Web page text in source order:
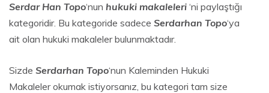
Serdar Han Topo‘nun hukuki makaleleri ‘ni paylaştığı
kategoridir. Bu kategoride sadece Serdarhan Topo‘ya
ait olan hukuki makaleler bulunmaktadır.
Sizde Serdarhan Topo‘nun Kaleminden Hukuki
Makaleler okumak istiyorsanız, bu kategori tam size